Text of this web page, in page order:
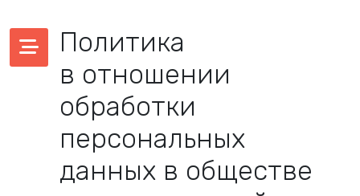
Политика
в отношении
обработки
персональных
данных в обществе